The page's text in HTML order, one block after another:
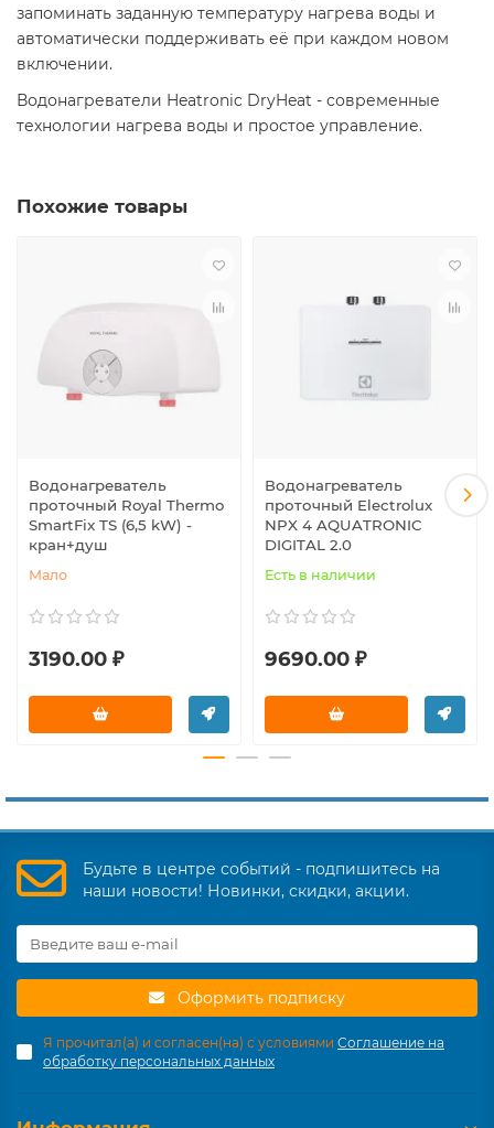
запоминать заданную температуру нагрева воды и
автоматически поддерживать её при каждом новом
включении.
Водонагреватели Heatronic DryHeat - современные
технологии нагрева воды и простое управление.
Похожие товары
Водонагреватель
проточный Royal Thermo
SmartFix TS (6,5 kW) -
кран+душ
Мало
3190.00 ₽
Водонагреватель
проточный Electrolux
NPX 4 AQUATRONIC
DIGITAL 2.0
Есть в наличии
9690.00 ₽
Будьте в центре событий - подпишитесь на
наши новости! Новинки, скидки, акции.
Оформить подписку
Я прочитал(а) и согласен(на) с условиями Соглашение на
обработку персональных данных